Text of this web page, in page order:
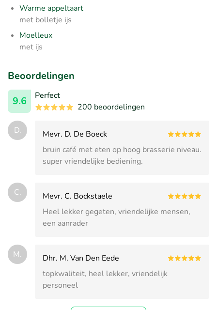
Warme appeltaart
met bolletje ijs
Moelleux
met ijs
Beoordelingen
9.6
Perfect
200 beoordelingen
D.
Mevr. D. De Boeck
bruin café met eten op hoog brasserie niveau.
super vriendelijke bediening.
C.
Mevr. C. Bockstaele
Heel lekker gegeten, vriendelijke mensen,
een aanrader
M.
Dhr. M. Van Den Eede
topkwaliteit, heel lekker, vriendelijk
personeel